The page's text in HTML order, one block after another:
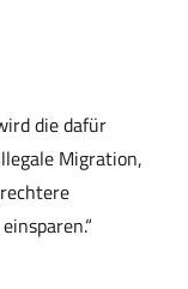
die dafür
Migration,